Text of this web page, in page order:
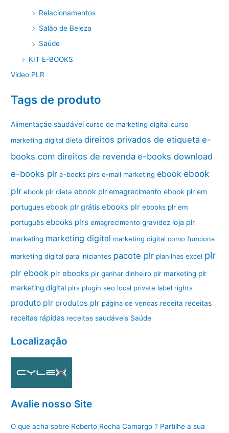
Relacionamentos
Salão de Beleza
Saúde
KIT E-BOOKS
Video PLR
Tags de produto
Alimentação saudável curso de marketing digital curso
marketing digital dieta direitos privados de etiqueta e-
books com direitos de revenda e-books download
e-books plr e-books plrs e-mail marketing ebook ebook
plr ebook plr dieta ebook plr emagrecimento ebook plr em
portugues ebook plr grátis ebooks plr ebooks plr em
português ebooks plrs emagrecimento gravidez loja plr
marketing marketing digital marketing digital como funciona
marketing digital para iniciantes pacote plr planilhas excel plr
plr ebook plr ebooks plr ganhar dinheiro plr marketing plr
marketing digital plrs plugin seo local private label rights
produto plr produtos plr página de vendas receita receitas
receitas rápidas receitas saudáveis Saúde
Localização
Avalie nosso Site
O que acha sobre Roberto Rocha Camargo ? Partilhe a sua